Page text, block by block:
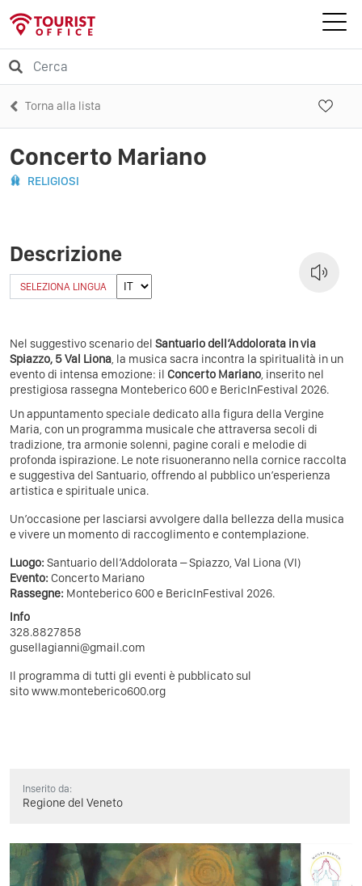
Torna alla lista
Concerto Mariano
RELIGIOSI
Descrizione
SELEZIONA LINGUA
Nel suggestivo scenario del Santuario dell’Addolorata in via
Spiazzo, 5 Val Liona, la musica sacra incontra la spiritualità in un
evento di intensa emozione: il Concerto Mariano, inserito nel
prestigiosa rassegna Monteberico 600 e BericInFestival 2026.
Un appuntamento speciale dedicato alla figura della Vergine
Maria, con un programma musicale che attraversa secoli di
tradizione, tra armonie solenni, pagine corali e melodie di
profonda ispirazione. Le note risuoneranno nella cornice raccolta
e suggestiva del Santuario, offrendo al pubblico un’esperienza
artistica e spirituale unica.
Un’occasione per lasciarsi avvolgere dalla bellezza della musica
e vivere un momento di raccoglimento e contemplazione.
Luogo: Santuario dell’Addolorata – Spiazzo, Val Liona (VI)
Evento: Concerto Mariano
Rassegne: Monteberico 600 e BericInFestival 2026.
Info
328.8827858
gusellagianni@gmail.com
Il programma di tutti gli eventi è pubblicato sul
sitowww.monteberico600.org
Inserito da:
Regione del Veneto